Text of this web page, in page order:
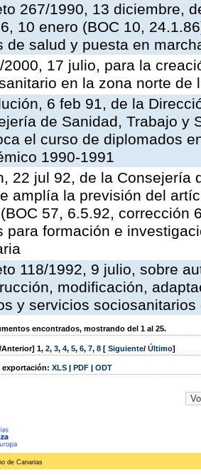
267/1990, 13 diciembre,
10 enero (BOC 10,
de salud y puesta en
2000, 17 julio, para la
en la zona norte de
6 feb 91, de la
de Sanidad, Trabajo y
el curso de diplomados
1990-1991
22 jul 92, de la Consejería
amplía la previsión del
57, 6.5.92, corrección
para formación e
118/1992, 9 julio, sobre
modificación,
y servicios
encontrados, mostrando del 1 al 25.
Anterior] 1, 2, 3, 4, 5, 6, 7, 8 [ Siguiente/ Último]
exportación: XLS | PDF | ODT
de Canarias